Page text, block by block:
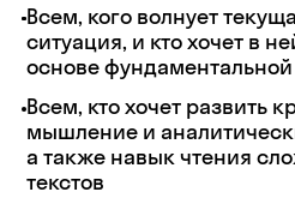
Всем, кого волнует
ситуация, и кто хочет в
основе
Всем, кто хочет развить
мышление и
а также навык чтения
текстов